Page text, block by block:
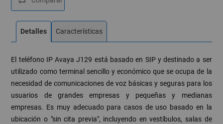
Detalles Características
El teléfono IP Avaya J129 está basado en SIP y destinado a ser
utilizado como terminal sencillo y económico que se ocupa de la
necesidad de comunicaciones de voz básicas y seguras para los
usuarios de grandes empresas y pequeñas y medianas
empresas. Es muy adecuado para casos de uso basado en la
ubicación o "sin cita previa", incluyendo en vestíbulos, salas de